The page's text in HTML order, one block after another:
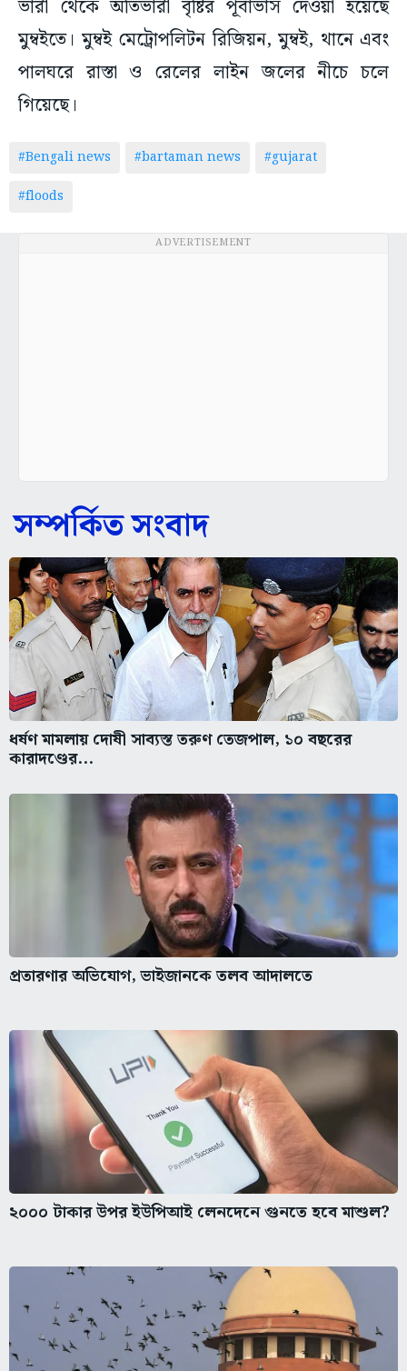
ভারী থেকে অতিভারী বৃষ্টির পূর্বাভাস দেওয়া হয়েছে
মুম্বইতে। মুম্বই মেট্রোপলিটন রিজিয়ন, মুম্বই, থানে এবং
পালঘরে রাস্তা ও রেলের লাইন জলের নীচে চলে
গিয়েছে।
#Bengali news #bartaman news
#gujarat
#floods
ADVERTISEMENT
সম্পর্কিত সংবাদ
ধর্ষণ মামলায় দোষী সাব্যস্ত তরুণ তেজপাল, ১০ বছরের
কারাদণ্ডের...
প্রতারণার অভিযোগ, ভাইজানকে তলব আদালতে
২০০০ টাকার উপর ইউপিআই লেনদেনে গুনতে হবে মাশুল?